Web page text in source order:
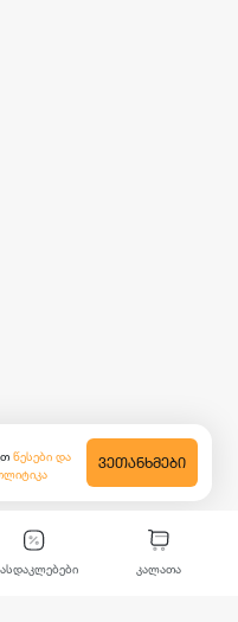
კალათა
წესები და
ᲕᲔᲗᲐᲜᲮᲛᲔᲑᲘ